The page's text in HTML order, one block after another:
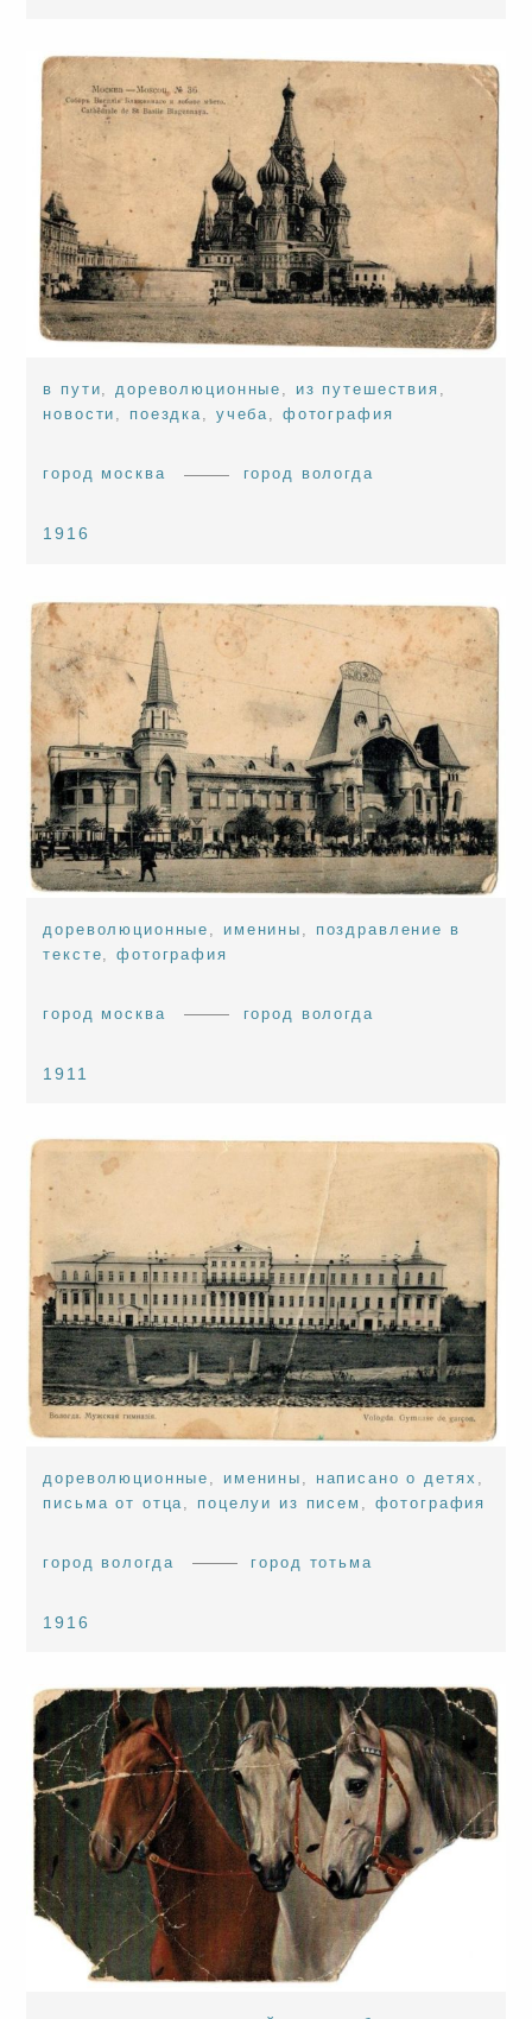
в пути,дореволюционные , из путешествия ,
новости , поездка, учеба, фотография
город москва город вологда
1916
дореволюционные , именины , поздравление в
тексте,фотография
город москва город вологда
1911
дореволюционные именины написано о детях
письма от отца
поцелуи из писем фотография
город вологда город тотьма
1916